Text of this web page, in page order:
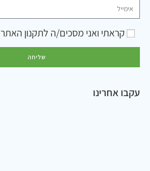
קראתי ואני מסכים/ה לתקנון האתר
שליחה
עקבו אחרינו